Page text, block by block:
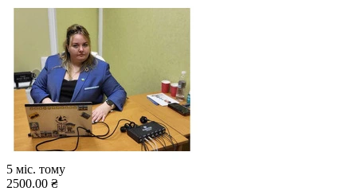
5 міс. тому
2500.00 ₴